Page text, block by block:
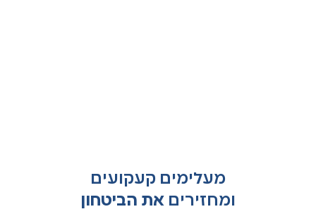
מעלימים קעקועים
ומחזירים את הביטחון